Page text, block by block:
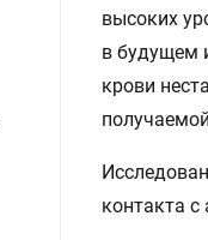
высоких
в будущем
крови
контакта с